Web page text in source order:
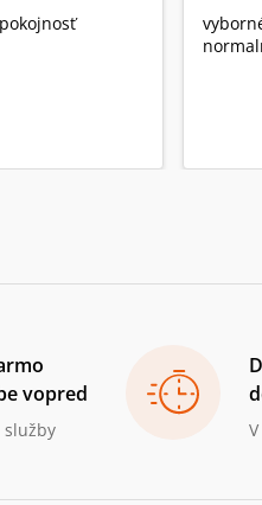
vopred
služby